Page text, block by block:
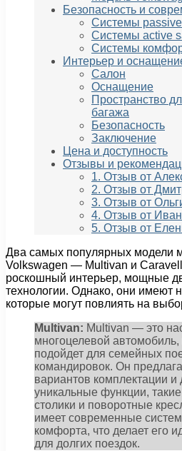
Безопасность и
Системы
Системы active
Системы
Интерьер и
Салон
Оснащение
Пространство
багажа
Безопасность
Заключение
Цена и доступность
Отзывы и
1. Отзыв от
2. Отзыв от
3. Отзыв от
4. Отзыв от
5. Отзыв от
Два самых популярных модели
Volkswagen — Multivan и
роскошный интерьер, мощные
технологии. Однако, они имеют
которые могут повлиять на
Multivan: Multivan — это
многоцелевой
подойдет для семейных
командировок. Он
вариантов комплектации и
уникальные функции,
столики и поворотные
имеет современные
комфорта, что делает его
для долгих поездок.